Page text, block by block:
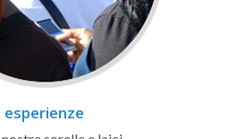
esperienze